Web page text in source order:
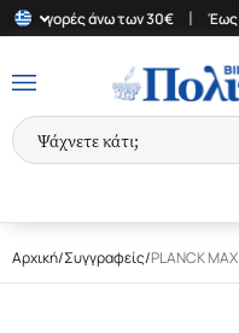
αγορές άνω των 30€ Έως
Αρχική/Συγγραφείς/PLANCK MAX